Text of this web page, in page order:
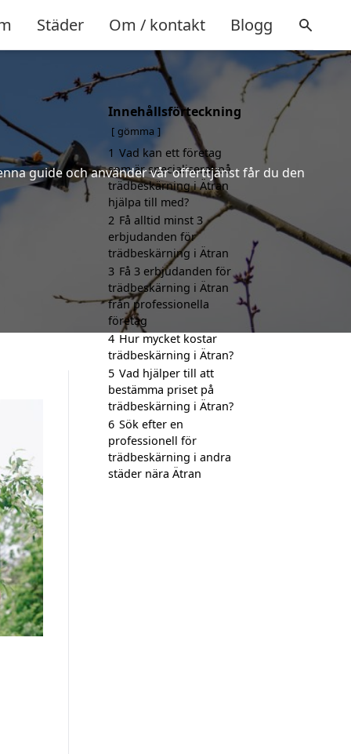
Städer Om / kontakt Blogg
guide och använder vår offerttjänst får du den
Innehållsförteckning
gömma
1 Vad kan ett företag
som är specialiserat på
trädbeskärning i Ätran
hjälpa till med?
2 Få alltid minst 3
erbjudanden för
trädbeskärning i Ätran
3 Få 3 erbjudanden för
trädbeskärning i Ätran
från professionella
företag
4 Hur mycket kostar
trädbeskärning i Ätran?
5 Vad hjälper till att
bestämma priset på
trädbeskärning i Ätran?
6 Sök efter en
professionell för
trädbeskärning i andra
städer nära Ätran